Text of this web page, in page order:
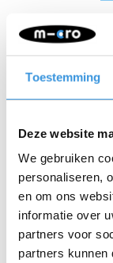
Toestemming
Deze website
We gebruiken
personaliseren,
en om ons
informatie over
partners voor
partners kunnen
Retour binnen 30
Beschrijving
achterkant. Zorg
achterkant zit en
daarna de klem
bouten van onder
verder kunt draaien.